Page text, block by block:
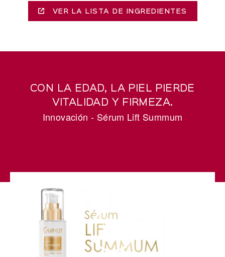
VER LA LISTA DE INGREDIENTES
CON LA EDAD, LA PIEL PIERDE
VITALIDAD Y FIRMEZA.
Innovación - Sérum Lift Summum